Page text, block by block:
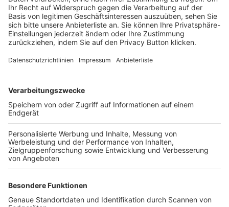
Login SpielPlus
FOLGE DEM BFV
TOP-VEREINE
TOP-PARTNER